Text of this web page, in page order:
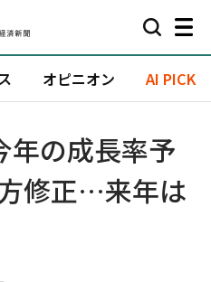
オピニオン AI PICK
年の成長率予
修正…来年は